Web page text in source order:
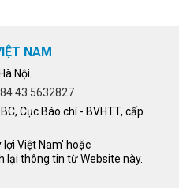
NAM
Nội.
84.43.5632827
Cục Báo chí - BVHTT, cấp
lợi Việt Nam' hoặc
lại thông tin từ Website này.